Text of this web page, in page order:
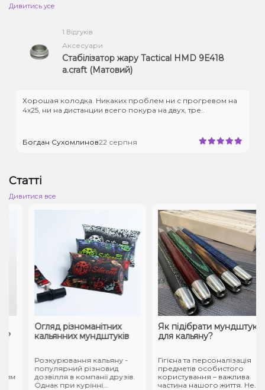
Дивитись усе
1 Відгуків
Аксесуари
Стабілізатор жару Tactical HMD 9E418
a.craft (Матовий)
Хорошая колодка. Никаких проблем ни с прогревом на
4х25, ни на дистанции всего покура на двух, тре..
Богдан Сухомлинов22 серпня
Статті
Дивитися все
Огляд різноманітних
кальянних мундштуків
Розкурювання кальяну -
популярний різновид
дозвілля в компанії друзів.
Однак при курінні
Як підібрати мундштук
для кальяну?
Гігієна та персоналізація
предметів особистого
користування – важлива
частина нашого життя. Не